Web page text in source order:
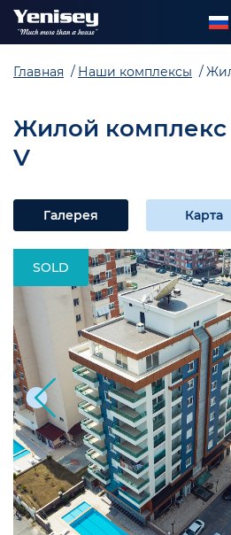
Главная Наши комплексы
Жилой комплекс
V
Галерея Карта
SOLD